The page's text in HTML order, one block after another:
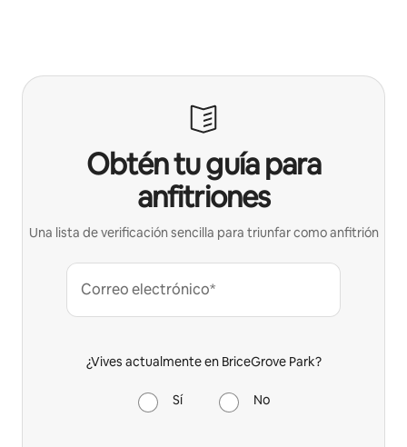
Obtén tu guía para
anfitriones
Una lista de verificación sencilla para triunfar como anfitrión
Correo electrónico*
¿Vives actualmente en BriceGrove Park?
Sí No